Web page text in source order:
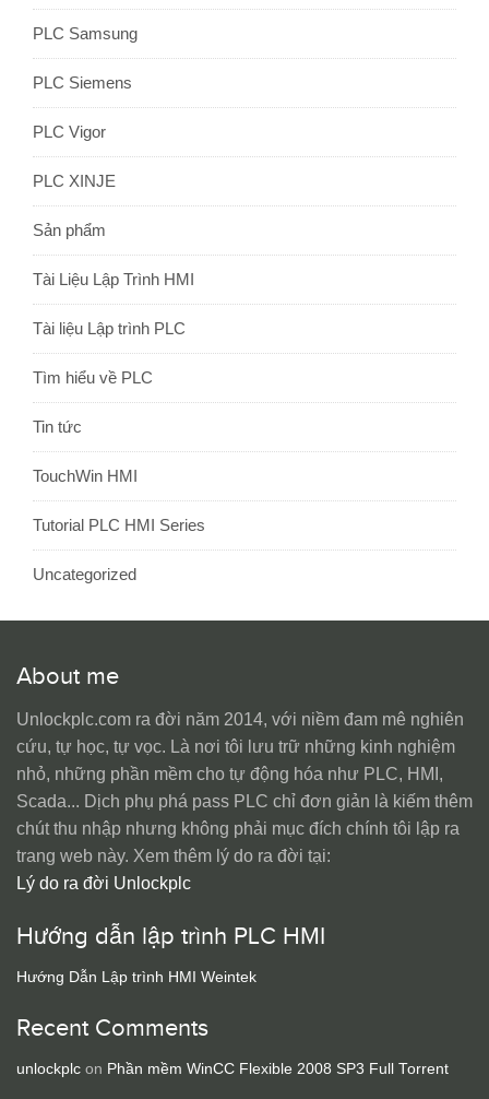
PLC Samsung
PLC Siemens
PLC Vigor
PLC XINJE
Sản phẩm
Tài Liệu Lập Trình HMI
Tài liệu Lập trình PLC
Tìm hiểu về PLC
Tin tức
TouchWin HMI
Tutorial PLC HMI Series
Uncategorized
About me
Unlockplc.com ra đời năm 2014, với niềm đam mê nghiên
cứu, tự học, tự vọc. Là nơi tôi lưu trữ những kinh nghiệm
nhỏ, những phần mềm cho tự động hóa như PLC, HMI,
Scada... Dịch phụ phá pass PLC chỉ đơn giản là kiếm thêm
chút thu nhập nhưng không phải mục đích chính tôi lập ra
trang web này. Xem thêm lý do ra đời tại:
Lý do ra đời Unlockplc
Hướng dẫn lập trình PLC HMI
Hướng Dẫn Lập trình HMI Weintek
Recent Comments
unlockplc on Phần mềm WinCC Flexible 2008 SP3 Full Torrent